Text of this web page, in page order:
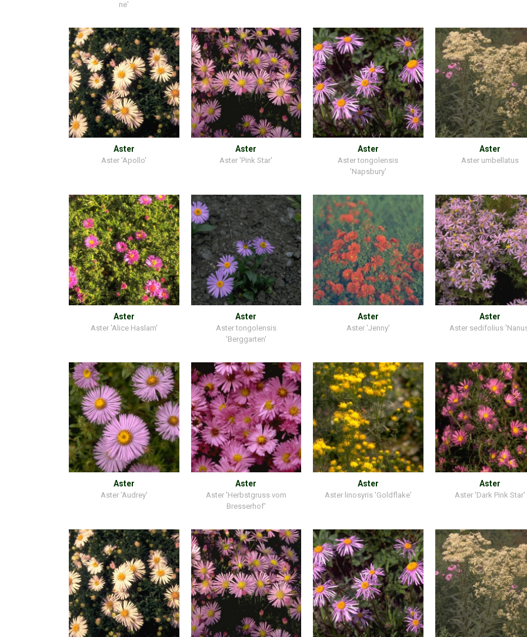
ne'
Aster
Aster 'Apollo'
Aster
Aster 'Pink Star'
Aster
Aster tongolensis
'Napsbury'
Aster
Aster umbellatus
Aster
Aster 'Alice Haslam'
Aster
Aster tongolensis
'Berggarten'
Aster
Aster 'Jenny'
Aster
Aster sedifolius
Aster
Aster 'Audrey'
Aster
Aster 'Herbstgruss vom
Bresserhof'
Aster
Aster linosyris 'Goldflake'
Aster
Aster 'Dark Pink Star'